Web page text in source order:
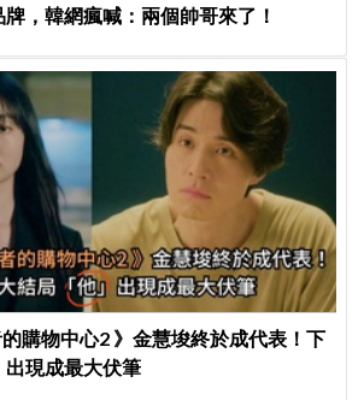
，韓網瘋喊：兩個帥哥來了！
購物中心2 》金慧埈終於成代表！下
出現成最大伏筆